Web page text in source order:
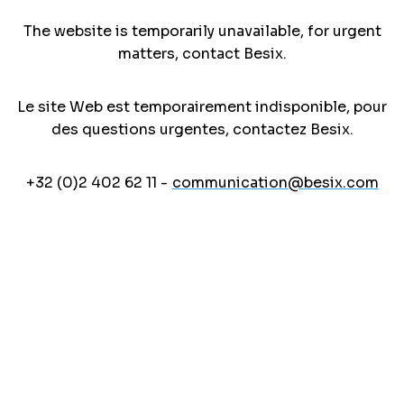
The website is temporarily unavailable, for urgent
matters, contact Besix.
Le site Web est temporairement indisponible, pour
des questions urgentes, contactez Besix.
+32 (0)2 402 62 11 - communication@besix.com